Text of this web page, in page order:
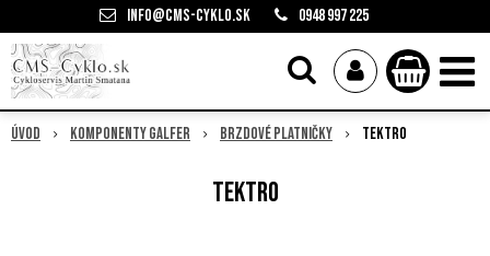
info@cms-cyklo.sk 0948 997 225
Úvod Komponenty Galfer Brzdové platničky Tektro
Tektro